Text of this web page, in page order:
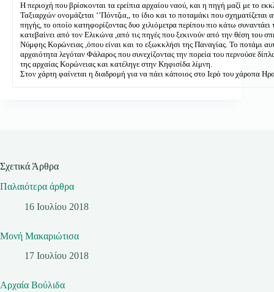
Η περιοχή που βρίσκονται τα ερείπια αρχαίου ναού, και η πηγή μαζί με το
Ταξιαρχών ονομάζεται ‘’Πόντζια,, το ίδιο και το ποταμάκι που σχηματίζεται
πηγής, το οποίο κατηφορίζοντας δυο χιλιόμετρα περίπου πιο κάτω συναντάει
κατεβαίνει από τον Ελικώνα ,από τις πηγές που ξεκινούν από την θέση του
Νύμφης Κορώνειας ,όπου είναι και το εξωκκλήσι της Παναγίας. Το ποτάμι
αρχαιότητα λεγόταν Φάλαρος που συνεχίζοντας την πορεία του περνούσε
της αρχαίας Κορώνειας και κατέληγε στην Κηφισίδα λίμνη.
Στον χάρτη φαίνεται η διαδρομή για να πάει κάποιος στο Ιερό του χάροπα
Σχετικά Άρθρα
Παλαιότερα άρθρα
16 Ιουλίου 2018
Μονή Μακαριώτισα
17 Ιουλίου 2018
Αρχαία Βούλιδα